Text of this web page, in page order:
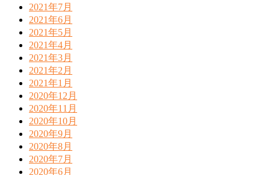
2021年7月
2021年6月
2021年5月
2021年4月
2021年3月
2021年2月
2021年1月
2020年12月
2020年11月
2020年10月
2020年9月
2020年8月
2020年7月
2020年6月